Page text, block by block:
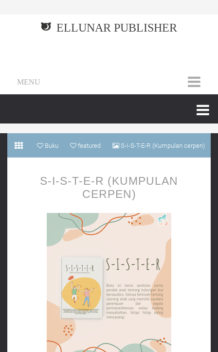
ELLUNAR PUBLISHER
MENU
Buku featured S-I-S-T-E-R (Kumpulan cerpen)
S-I-S-T-E-R (KUMPULAN
CERPEN)